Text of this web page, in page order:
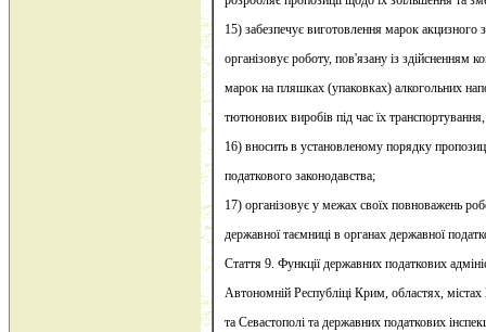
15) забезпечує виготовлення марок акцизного
організовує роботу, пов'язану із здійсненням
марок на пляшках (упаковках) алкогольних
тютюнових виробів під час їх транспортування,
16) вносить в установленому порядку
податкового законодавства;
17) організовує у межах своїх повноважень
державної таємниці в органах державної
Стаття 9. Функції державних податкових
Автономній Республіці Крим, областях, містах
та Севастополі та державних податкових